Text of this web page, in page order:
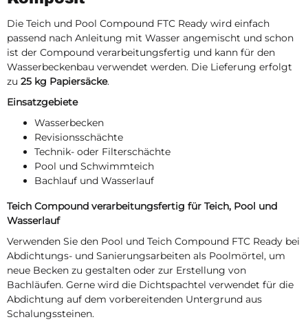
Die Teich und Pool Compound FTC Ready wird einfach
passend nach Anleitung mit Wasser angemischt und schon
ist der Compound verarbeitungsfertig und kann für den
Wasserbeckenbau verwendet werden. Die Lieferung erfolgt
zu 25 kg Papiersäcke.
Einsatzgebiete
Wasserbecken
Revisionsschächte
Technik- oder Filterschächte
Pool und Schwimmteich
Bachlauf und Wasserlauf
Teich Compound verarbeitungsfertig für Teich, Pool und
Wasserlauf
Verwenden Sie den Pool und Teich Compound FTC Ready bei
Abdichtungs- und Sanierungsarbeiten als Poolmörtel, um
neue Becken zu gestalten oder zur Erstellung von
Bachläufen. Gerne wird die Dichtspachtel verwendet für die
Abdichtung auf dem vorbereitenden Untergrund aus
Schalungssteinen.